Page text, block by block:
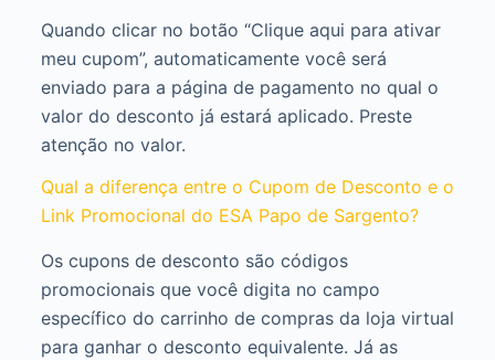
Quando clicar no botão “Clique aqui para ativar
meu cupom”, automaticamente você será
enviado para a página de pagamento no qual o
valor do desconto já estará aplicado. Preste
atenção no valor.
Qual a diferença entre o Cupom de Desconto e o
Link Promocional do ESA Papo de Sargento?
Os cupons de desconto são códigos
promocionais que você digita no campo
específico do carrinho de compras da loja virtual
para ganhar o desconto equivalente. Já as